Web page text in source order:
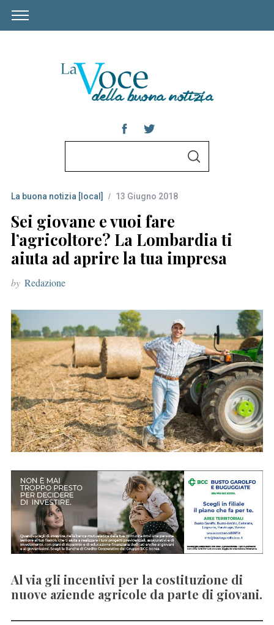
r
c
h
f
o
r
S
La buona notizia [local] 13 Giugno 2018
Sei giovane e vuoi fare
l’agricoltore? La Lombardia ti
aiuta ad aprire la tua impresa
by Redazione
Al via gli incentivi per la costituzione di
nuove aziende agricole da parte di giovani.